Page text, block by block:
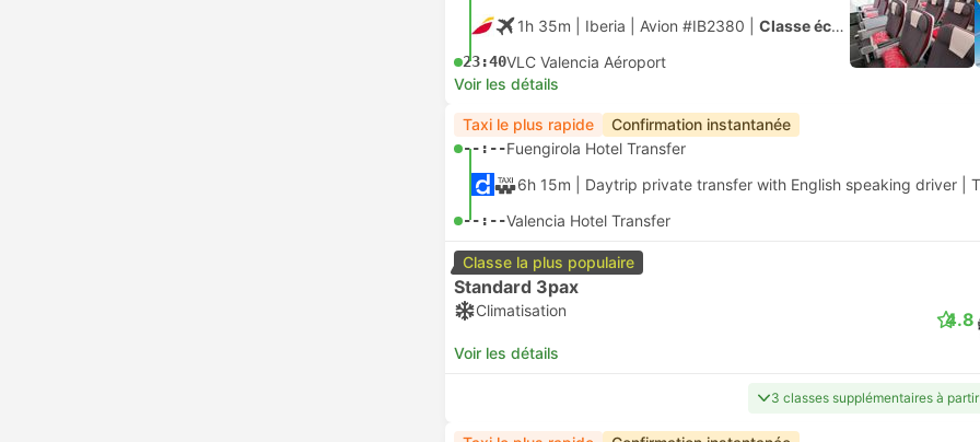
1h 35m | Iberia Avion #IB2380 Classe économique
23:40VLC Valencia Aéroport
Voir les détails
Taxi le plus rapide Confirmation instantanée
--:--Fuengirola Hotel Transfer
6h 15m | Daytrip private transfer with English speaking driver
--:--Valencia Hotel Transfer
Classe la plus populaire
Standard 3pax
Climatisation
Voir les détails
4.8
3 classes supplémentaires à